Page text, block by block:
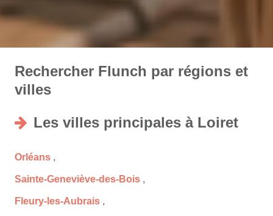
Rechercher Flunch par régions et
villes
Les villes principales à Loiret
Orléans ,
Sainte-Geneviève-des-Bois ,
Fleury-les-Aubrais ,